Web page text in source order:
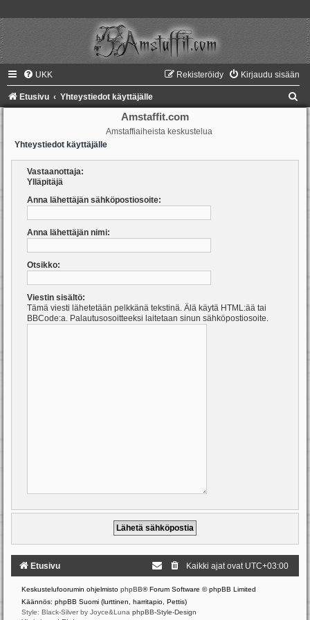
UKK Kirjaudu sisään
Rekisteröidy
Etusivu Yhteystiedot käyttäjälle
Amstaffit.com
Amstaffiaiheista keskustelua
Yhteystiedot käyttäjälle
Vastaanottaja:
Ylläpitäjä
Anna lähettäjän sähköpostiosoite:
Anna lähettäjän nimi:
Otsikko:
Viestin sisältö:
Tämä viesti lähetetään pelkkänä tekstinä. Älä käytä HTML:ää tai
BBCode:a. Palautusosoitteeksi laitetaan sinun sähköpostiosoite.
Etusivu Kaikki ajat ovat UTC+03:00
Keskustelufoorumin ohjelmisto phpBB® Forum Software © phpBB Limited
Käännös: phpBB Suomi (lurttinen, harritapio, Pettis)
Style: Black-Silver by Joyce&Luna phpBB-Style-Design